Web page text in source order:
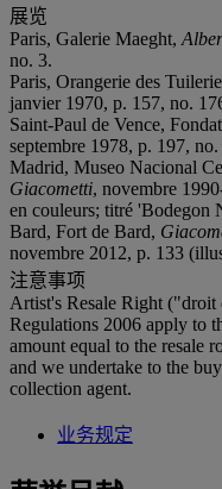
展览
Paris, Galerie Maeght,
no. 3.
Paris, Orangerie des
janvier 1970, p. 157, no.
Saint-Paul de Vence,
septembre 1978, p. 197, no.
Madrid, Museo Nacional
Giacometti, novembre
en couleurs; titré 'Bodegon
Bard, Fort de Bard,
novembre 2012, p. 133
注意事项
Artist's Resale Right
Regulations 2006 apply to
amount equal to the resale
and we undertake to the
collection agent.
业务规定